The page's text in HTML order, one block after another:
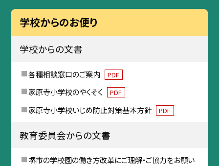
学校からのお便り
学校からの文書
各種相談窓口のご案内 PDF
家原寺小学校のやくそく PDF
家原寺小学校いじめ防止対策基本方針 PDF
教育委員会からの文書
堺市の学校園の働き方改革にご理解・ご協力をお願い